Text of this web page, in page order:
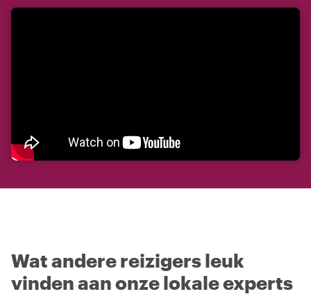
Wat andere reizigers leuk
vinden aan onze lokale experts